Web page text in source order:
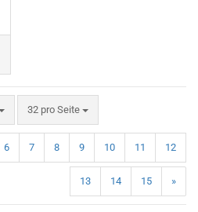
32 pro Seite
pro Seite
6 7 8 9 10 11 12
13 14 15 »